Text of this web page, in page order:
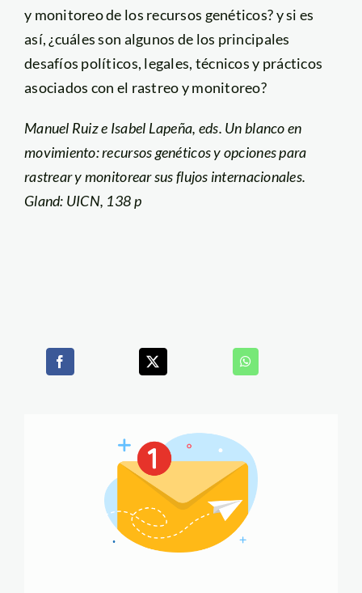
y monitoreo de los recursos genéticos? y si es
así, ¿cuáles son algunos de los principales
desafíos políticos, legales, técnicos y prácticos
asociados con el rastreo y monitoreo?
Manuel Ruiz e Isabel Lapeña, eds. Un blanco en
movimiento: recursos genéticos y opciones para
rastrear y monitorear sus flujos internacionales.
Gland: UICN, 138 p